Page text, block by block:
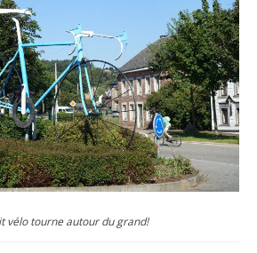
vélo tourne autour du grand!